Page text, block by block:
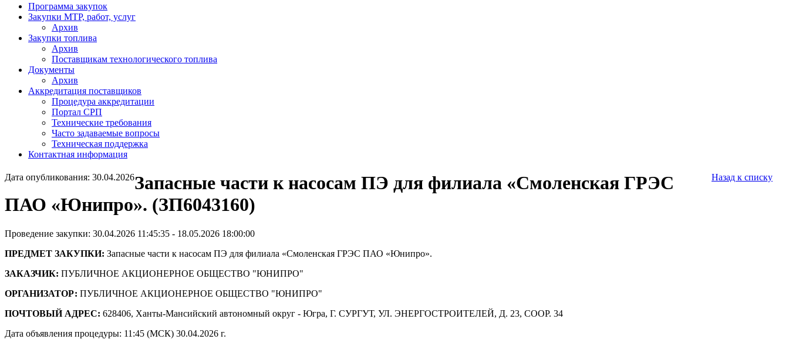
Программа закупок
Закупки МТР, работ, услуг
Архив
Закупки топлива
Архив
Поставщикам технологического топлива
Документы
Архив
Аккредитация поставщиков
Процедура аккредитации
Портал СРП
Технические требования
Часто задаваемые вопросы
Техническая поддержка
Контактная информация
Дата опубликования: 30.04.2026 Назад к списку
Запасные части к насосам ПЭ для филиала «Смоленская ГРЭС
ПАО «Юнипро». (ЗП6043160)
Проведение закупки: 30.04.2026 11:45:35 - 18.05.2026 18:00:00
ПРЕДМЕТ ЗАКУПКИ: Запасные части к насосам ПЭ для филиала «Смоленская ГРЭС ПАО «Юнипро».
ЗАКАЗЧИК: ПУБЛИЧНОЕ АКЦИОНЕРНОЕ ОБЩЕСТВО "ЮНИПРО"
ОРГАНИЗАТОР: ПУБЛИЧНОЕ АКЦИОНЕРНОЕ ОБЩЕСТВО "ЮНИПРО"
ПОЧТОВЫЙ АДРЕС: 628406, Ханты-Мансийский автономный округ - Югра, Г. СУРГУТ, УЛ. ЭНЕРГОСТРОИТЕЛЕЙ, Д. 23, СООР. 34
Дата объявления процедуры: 11:45 (МСК) 30.04.2026 г.